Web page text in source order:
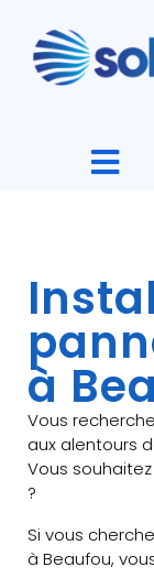
à
Vous
aux alentours
Vous
?
Si vous
à Beaufou,